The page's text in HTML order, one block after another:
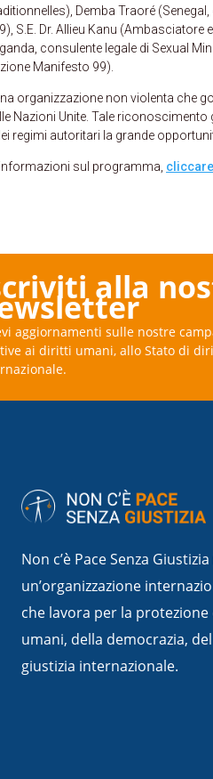
Demba Traoré
S.E. Dr. Allieu Kanu (Ambasciatore
consulente legale di Sexual
Manifesto 99).
organizzazione non violenta che
Nazioni Unite. Tale
regimi autoritari la grande
sul programma,
alla
aggiornamenti sulle nostre
ai diritti umani, allo Stato di
Non c’è Pace Senza Giustizia
un’organizzazione
che lavora per la
umani, della democrazia,
giustizia internazionale.